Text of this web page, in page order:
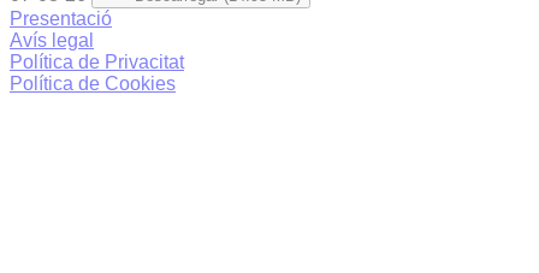
Presentació
Avís legal
Política de Privacitat
Política de Cookies